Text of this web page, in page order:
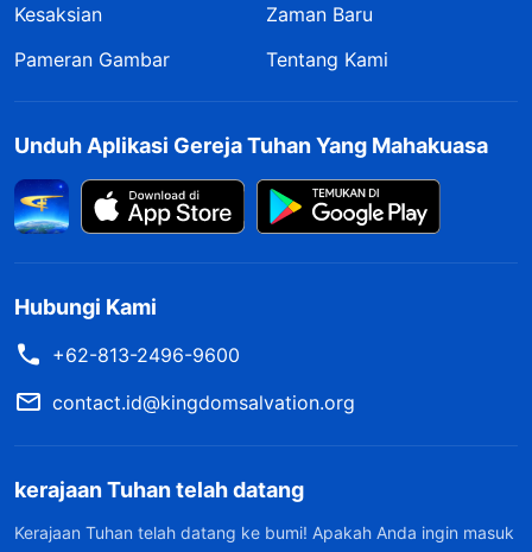
Kesaksian
Zaman Baru
Pameran Gambar
Tentang Kami
Unduh Aplikasi Gereja Tuhan Yang Mahakuasa
Hubungi Kami
+62-813-2496-9600
contact.id@kingdomsalvation.org
kerajaan Tuhan telah datang
Kerajaan Tuhan telah datang ke bumi! Apakah Anda ingin masuk